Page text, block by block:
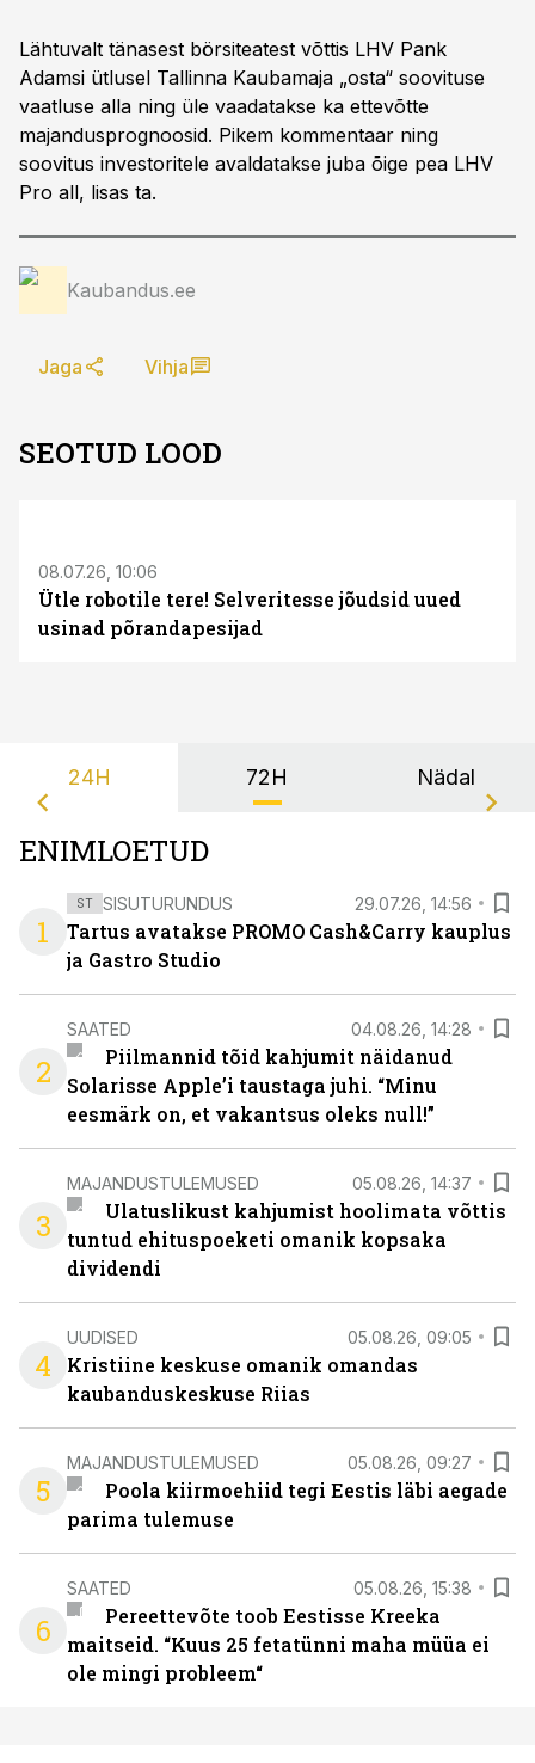
Lähtuvalt tänasest börsiteatest võttis LHV Pank
Adamsi ütlusel Tallinna Kaubamaja „osta“ soovituse
vaatluse alla ning üle vaadatakse ka ettevõtte
majandusprognoosid. Pikem kommentaar ning
soovitus investoritele avaldatakse juba õige pea LHV
Pro all, lisas ta.
Kaubandus.ee
Jaga Vihja
SEOTUD LOOD
08.07.26, 10:06
Ütle robotile tere! Selveritesse jõudsid uued
usinad põrandapesijad
24H 72H Nädal
ENIMLOETUD
1
ST SISUTURUNDUS 29.07.26, 14:56
Tartus avatakse PROMO Cash&Carry kauplus
ja Gastro Studio
2
SAATED 04.08.26, 14:28
Piilmannid tõid kahjumit näidanud
Solarisse Apple’i taustaga juhi. “Minu
eesmärk on, et vakantsus oleks null!”
3
MAJANDUSTULEMUSED 05.08.26, 14:37
Ulatuslikust kahjumist hoolimata võttis
tuntud ehituspoeketi omanik kopsaka
dividendi
4
UUDISED 05.08.26, 09:05
Kristiine keskuse omanik omandas
kaubanduskeskuse Riias
5
MAJANDUSTULEMUSED 05.08.26, 09:27
Poola kiirmoehiid tegi Eestis läbi aegade
parima tulemuse
6
SAATED 05.08.26, 15:38
Pereettevõte toob Eestisse Kreeka
maitseid. “Kuus 25 fetatünni maha müüa ei
ole mingi probleem“